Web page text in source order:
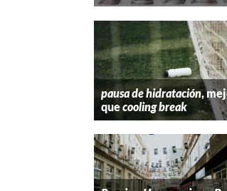
pausa de hidratación,
quecooling break